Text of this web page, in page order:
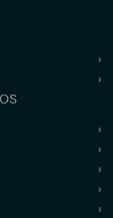
›
›
›
›
›
›
›